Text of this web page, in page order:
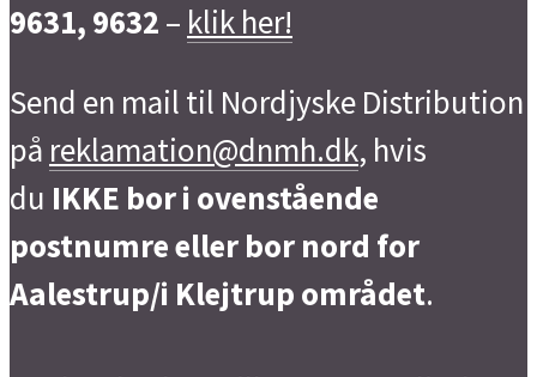
9631, 9632 – klik her!
Send en mail til Nordjyske Distribution
på reklamation@dnmh.dk, hvis
du IKKE bor i ovenstående
postnumre eller bor nord for
Aalestrup/i Klejtrup området.